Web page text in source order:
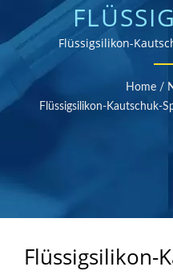
40 JAHRE
ALS
Flüssigsilikon-
hinzugefügt | ISO- und
Home /
Flüssigsilikon-Kautschuk-
Flüssigsilikon-